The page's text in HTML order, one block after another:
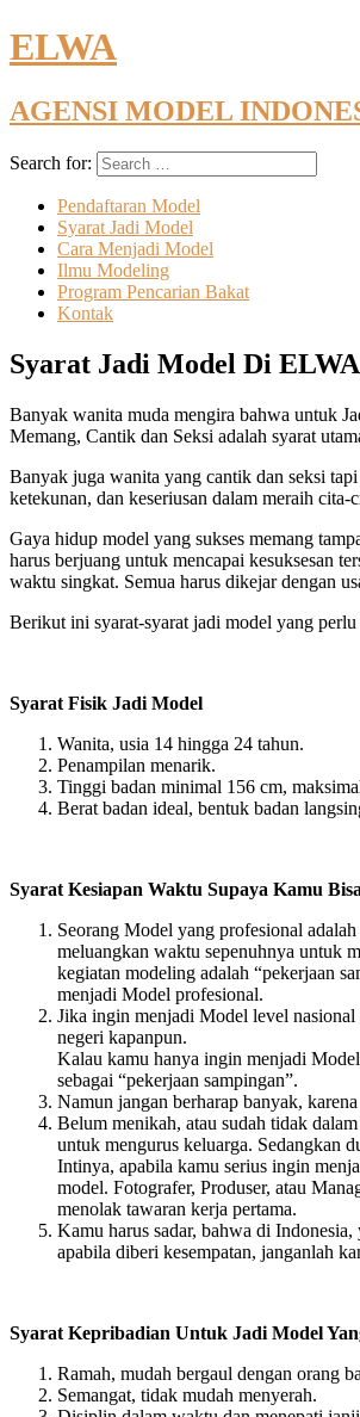
ELWA
AGENSI MODEL
Search for:
Pendaftaran Model
Syarat Jadi Model
Cara Menjadi Model
Ilmu Modeling
Program Pencarian Bakat
Kontak
Syarat Jadi Model Di
Banyak wanita muda mengira bahwa untuk
Memang, Cantik dan Seksi adalah syarat
Banyak juga wanita yang cantik dan seksi
ketekunan, dan keseriusan dalam meraih cita-
Gaya hidup model yang sukses memang
harus berjuang untuk mencapai kesuksesan
waktu singkat. Semua harus dikejar dengan
Berikut ini syarat-syarat jadi model yang
Syarat Fisik Jadi Model
Wanita, usia 14 hingga 24 tahun.
Penampilan menarik.
Tinggi badan minimal 156 cm,
Berat badan ideal, bentuk badan
Syarat Kesiapan Waktu Supaya Kamu
Seorang Model yang profesional
meluangkan waktu sepenuhnya untuk
kegiatan modeling adalah “pekerjaan
menjadi Model profesional.
Jika ingin menjadi Model level nasional
negeri kapanpun.
Kalau kamu hanya ingin menjadi
sebagai “pekerjaan sampingan”.
Namun jangan berharap banyak,
Belum menikah, atau sudah tidak
untuk mengurus keluarga. Sedangkan
Intinya, apabila kamu serius ingin
model. Fotografer, Produser, atau
menolak tawaran kerja pertama.
Kamu harus sadar, bahwa di
apabila diberi kesempatan, janganlah
Syarat Kepribadian Untuk Jadi Model
Ramah, mudah bergaul dengan orang
Semangat, tidak mudah menyerah.